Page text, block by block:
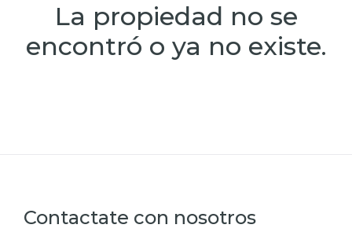
La propiedad no se
encontró o ya no existe.
Contactate con nosotros